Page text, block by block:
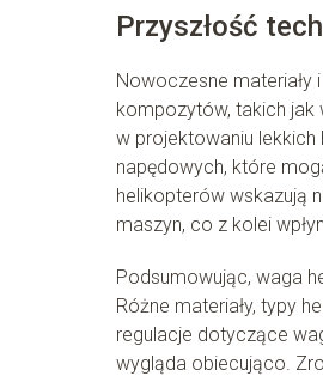
Przyszłość
Nowoczesne materiały
kompozytów, takich jak
w projektowaniu
napędowych, które
helikopterów wskazują
maszyn, co z kolei
Podsumowując, waga
Różne materiały, typy
regulacje dotyczące
wygląda obiecująco.